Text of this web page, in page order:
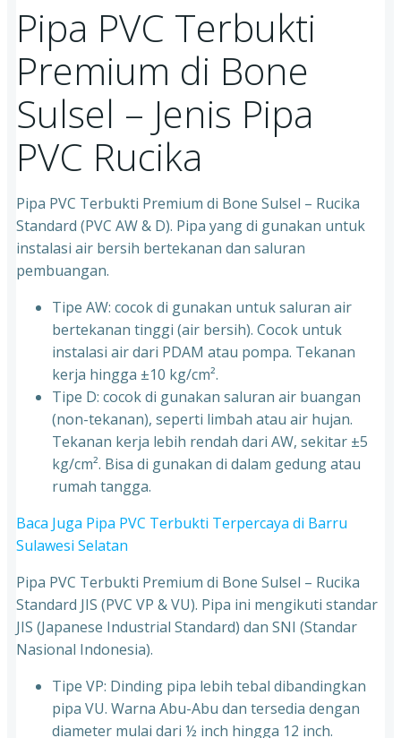
Pipa PVC Terbukti
Premium di Bone
Sulsel – Jenis Pipa
PVC Rucika
Pipa PVC Terbukti Premium di Bone Sulsel – Rucika
Standard (PVC AW & D). Pipa yang di gunakan untuk
instalasi air bersih bertekanan dan saluran
pembuangan.
Tipe AW: cocok di gunakan untuk saluran air
bertekanan tinggi (air bersih). Cocok untuk
instalasi air dari PDAM atau pompa. Tekanan
kerja hingga ±10 kg/cm².
Tipe D: cocok di gunakan saluran air buangan
(non-tekanan), seperti limbah atau air hujan.
Tekanan kerja lebih rendah dari AW, sekitar ±5
kg/cm². Bisa di gunakan di dalam gedung atau
rumah tangga.
Baca Juga Pipa PVC Terbukti Terpercaya di Barru
Sulawesi Selatan
Pipa PVC Terbukti Premium di Bone Sulsel – Rucika
Standard JIS (PVC VP & VU). Pipa ini mengikuti standar
JIS (Japanese Industrial Standard) dan SNI (Standar
Nasional Indonesia).
Tipe VP: Dinding pipa lebih tebal dibandingkan
pipa VU. Warna Abu-Abu dan tersedia dengan
diameter mulai dari ½ inch hingga 12 inch.